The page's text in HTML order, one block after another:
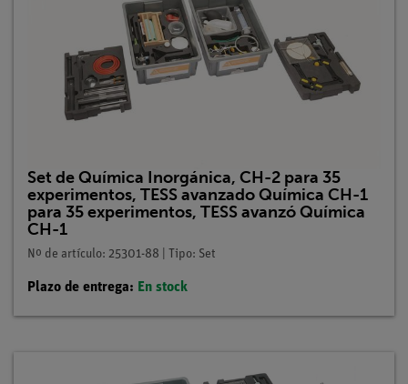
Set de Química Inorgánica, CH-2 para 35
experimentos, TESS avanzado Química CH-1
para 35 experimentos, TESS avanzó Química
CH-1
Nº de artículo: 25301-88 | Tipo: Set
Plazo de entrega: En stock